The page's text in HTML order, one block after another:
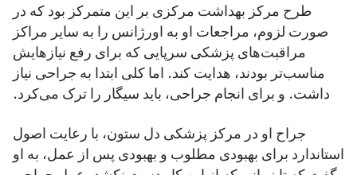
طرح مرکز بهداشت مرکزی بر این متمرکز بود که در
صورت لزوم، مراجعات او به اورژانس را به سایر مراکز
مراقبت‌های پزشکی سرپایی که برای رفع نیازهایش
مناسب‌تر بودند، هدایت کند. اما کلی ابتدا به جراحی نیاز
داشت. و برای انجام جراحی، باید سیگار را ترک می‌کرد.
جراح او در مرکز پزشکی دل ستون، با رعایت اصول
استاندارد برای بهبودی مطلوب و بهبودی پس از عمل، به او